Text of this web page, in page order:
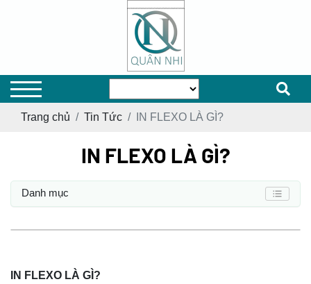
Trang chủ Tin Tức IN FLEXO LÀ GÌ?
IN FLEXO LÀ GÌ?
Danh mục
IN FLEXO LÀ GÌ?